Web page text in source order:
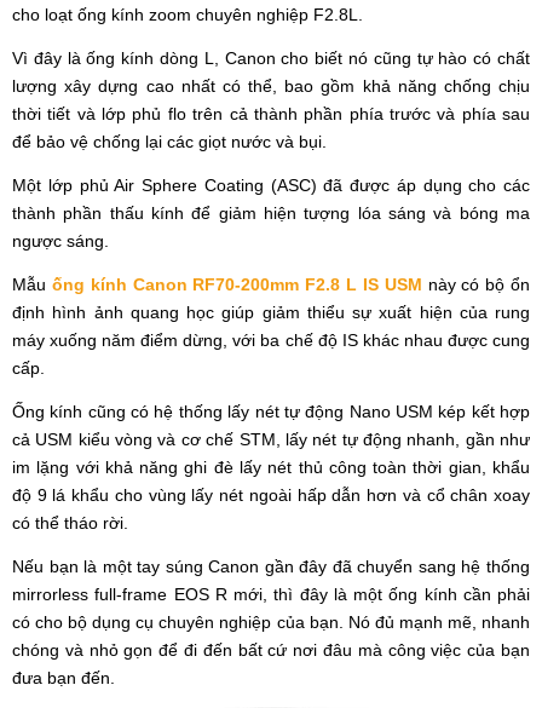
cho loạt ống kính zoom chuyên nghiệp F2.8L.
Vì đây là ống kính dòng L, Canon cho biết nó cũng tự hào có chất
lượng xây dựng cao nhất có thể, bao gồm khả năng chống chịu
thời tiết và lớp phủ flo trên cả thành phần phía trước và phía sau
để bảo vệ chống lại các giọt nước và bụi.
Một lớp phủ Air Sphere Coating (ASC) đã được áp dụng cho các
thành phần thấu kính để giảm hiện tượng lóa sáng và bóng ma
ngược sáng.
Mẫu ống kính Canon RF70-200mm F2.8 L IS USM này có bộ ổn
định hình ảnh quang học giúp giảm thiểu sự xuất hiện của rung
máy xuống năm điểm dừng, với ba chế độ IS khác nhau được cung
cấp.
Ống kính cũng có hệ thống lấy nét tự động Nano USM kép kết hợp
cả USM kiểu vòng và cơ chế STM, lấy nét tự động nhanh, gần như
im lặng với khả năng ghi đè lấy nét thủ công toàn thời gian, khẩu
độ 9 lá khẩu cho vùng lấy nét ngoài hấp dẫn hơn và cổ chân xoay
có thể tháo rời.
Nếu bạn là một tay súng Canon gần đây đã chuyển sang hệ thống
mirrorless full-frame EOS R mới, thì đây là một ống kính cần phải
có cho bộ dụng cụ chuyên nghiệp của bạn. Nó đủ mạnh mẽ, nhanh
chóng và nhỏ gọn để đi đến bất cứ nơi đâu mà công việc của bạn
đưa bạn đến.